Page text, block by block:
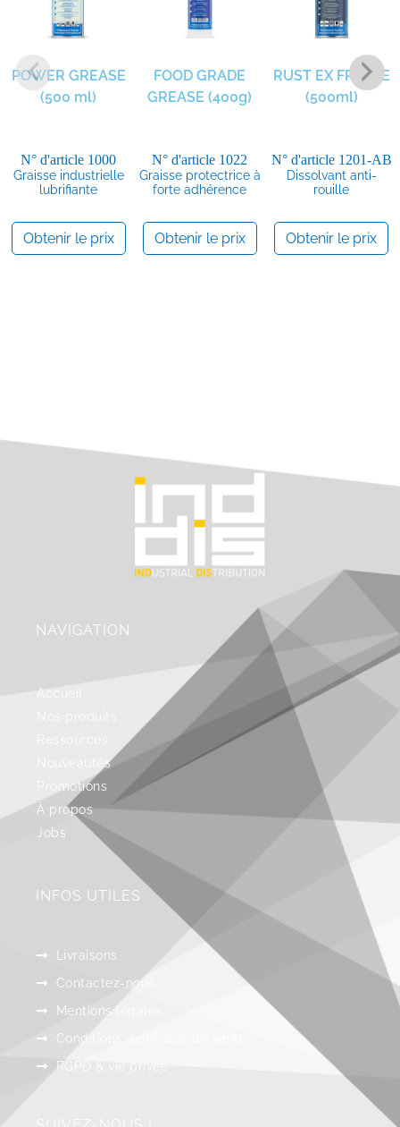
POWER GREASE
(500 ml)
N° d'article 1000
Graisse industrielle
lubrifiante
Obtenir le prix
FOOD GRADE
GREASE (400g)
N° d'article 1022
Graisse protectrice à
forte adhérence
Obtenir le prix
RUST EX FREEZE
(500ml)
N° d'article 1201-AB
Dissolvant anti-
rouille
Obtenir le prix
NAVIGATION
Accueil
Nouveautés
Promotions
À propos
Jobs
INFOS UTILES
Livraisons
Contactez-nous
Mentions légales
Conditions générales de vente
RGPD & vie privée